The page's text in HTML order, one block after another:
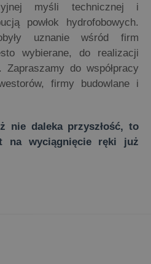
myśli technicznej i
powłok hydrofobowych.
uznanie wśród firm
wybierane, do realizacji
Zapraszamy do współpracy
firmy budowlane i
nie daleka przyszłość, to
na wyciągnięcie ręki już